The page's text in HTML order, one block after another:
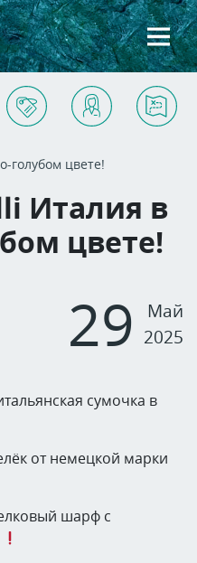
голубом цвете!
Италия в
цвете!
29
Май
2025
сумочка в
от немецкой марки
шарф с